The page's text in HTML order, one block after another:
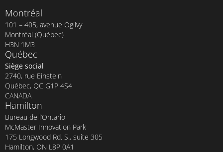
Montréal
101 – 405, avenue Ogilvy
Montréal (Québec)
H3N 1M3
Québec
Siège social
2740, rue Einstein
Québec, QC G1P 4S4
CANADA
Hamilton
Bureau de l’Ontario
McMaster Innovation Park
175 Longwood Rd. S., suite 305
Hamilton, ON L8P 0A1